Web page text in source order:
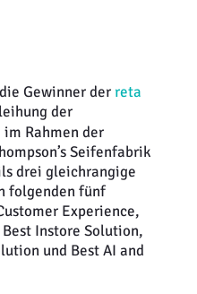
Gewinner der reta
der
Rahmen der
Seifenfabrik
drei gleichrangige
folgenden fünf
Experience,
Instore Solution,
und Best AI and